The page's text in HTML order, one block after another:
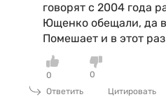
говорят с 2004 года
Ющенко обещали, да
Помешает и в этот раз
0
0
Ответить
Цитировать